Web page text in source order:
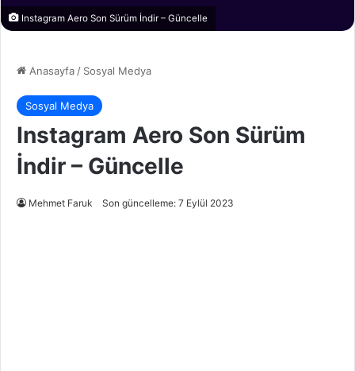
Instagram Aero Son Sürüm İndir – Güncelle
Anasayfa/ Sosyal Medya
Sosyal Medya
Instagram Aero Son Sürüm
İndir – Güncelle
Mehmet Faruk Son güncelleme: 7 Eylül 2023